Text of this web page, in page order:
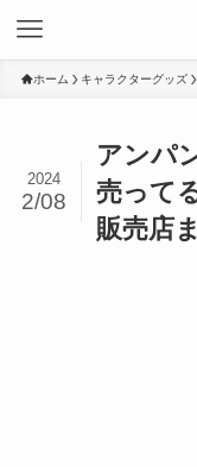
ホーム キャラクターグッズ
アンパ
売って
販売店
2024
2/08